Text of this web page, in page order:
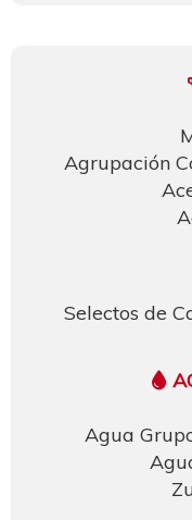
Agrupación
Selectos de
Agua